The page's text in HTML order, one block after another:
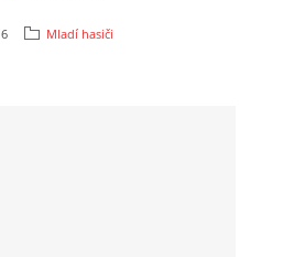
Mladí hasiči